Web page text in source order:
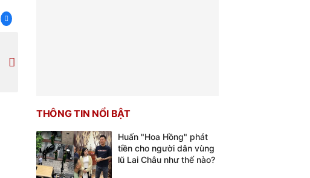
THÔNG TIN NỔI BẬT
Huấn "Hoa Hồng" phát
tiền cho người dân vùng
lũ Lai Châu như thế nào?